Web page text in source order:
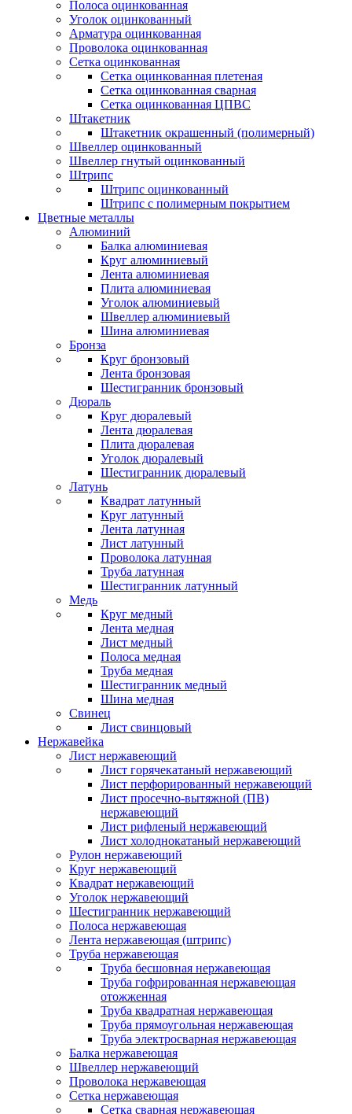
Полоса оцинкованная
Уголок оцинкованный
Арматура оцинкованная
Проволока оцинкованная
Сетка оцинкованная
Сетка оцинкованная плетеная
Сетка оцинкованная сварная
Сетка оцинкованная ЦПВС
Штакетник
Штакетник окрашенный (полимерный)
Швеллер оцинкованный
Швеллер гнутый оцинкованный
Штрипс
Штрипс оцинкованный
Штрипс с полимерным покрытием
Цветные металлы
Алюминий
Балка алюминиевая
Круг алюминиевый
Лента алюминиевая
Плита алюминиевая
Уголок алюминиевый
Швеллер алюминиевый
Шина алюминиевая
Бронза
Круг бронзовый
Лента бронзовая
Шестигранник бронзовый
Дюраль
Круг дюралевый
Лента дюралевая
Плита дюралевая
Уголок дюралевый
Шестигранник дюралевый
Латунь
Квадрат латунный
Круг латунный
Лента латунная
Лист латунный
Проволока латунная
Труба латунная
Шестигранник латунный
Медь
Круг медный
Лента медная
Лист медный
Полоса медная
Труба медная
Шестигранник медный
Шина медная
Свинец
Лист свинцовый
Нержавейка
Лист нержавеющий
Лист горячекатаный нержавеющий
Лист перфорированный нержавеющий
Лист просечно-вытяжной (ПВ)
нержавеющий
Лист рифленый нержавеющий
Лист холоднокатаный нержавеющий
Рулон нержавеющий
Круг нержавеющий
Квадрат нержавеющий
Уголок нержавеющий
Шестигранник нержавеющий
Полоса нержавеющая
Лента нержавеющая (штрипс)
Труба нержавеющая
Труба бесшовная нержавеющая
Труба гофрированная нержавеющая
отожженная
Труба квадратная нержавеющая
Труба прямоугольная нержавеющая
Труба электросварная нержавеющая
Балка нержавеющая
Швеллер нержавеющий
Проволока нержавеющая
Сетка нержавеющая
Сетка сварная нержавеющая